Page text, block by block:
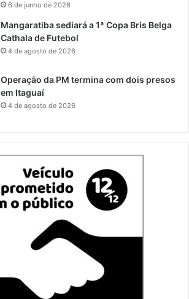
6 de junho de 2026
Mangaratiba sediará a 1ª Copa Bris Belga
Cathala de Futebol
4 de agosto de 2026
Operação da PM termina com dois presos
em Itaguaí
4 de agosto de 2026